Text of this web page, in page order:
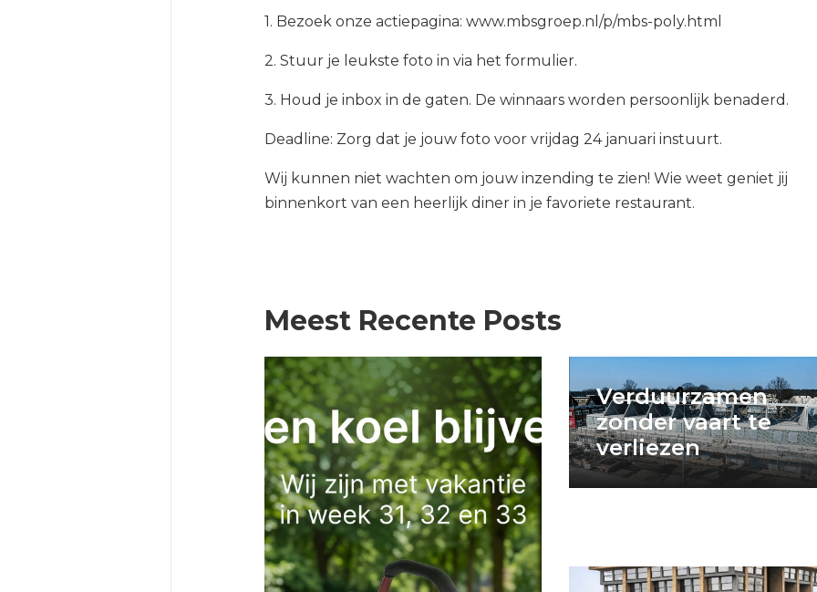
1. Bezoek onze actiepagina: www.mbsgroep.nl/p/mbs-poly.html
2. Stuur je leukste foto in via het formulier.
3. Houd je inbox in de gaten. De winnaars worden persoonlijk benaderd.
Deadline: Zorg dat je jouw foto voor vrijdag 24 januari instuurt.
Wij kunnen niet wachten om jouw inzending te zien! Wie weet geniet jij
binnenkort van een heerlijk diner in je favoriete restaurant.
Meest Recente Posts
Verduurzamen
zonder vaart te
verliezen